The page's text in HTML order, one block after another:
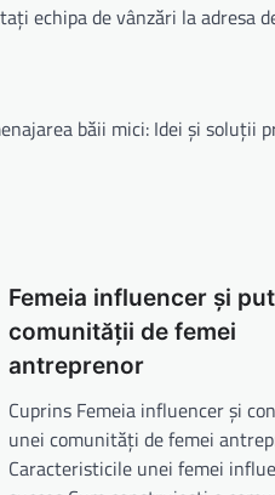
echipa de vânzări la adresa
băii mici: Idei și soluții
Femeia influencer și
comunității de femei
antreprenor
Cuprins Femeia influencer și
unei comunități de femei
Caracteristicile unei femei